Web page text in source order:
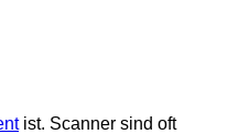
ist. Scanner sind oft